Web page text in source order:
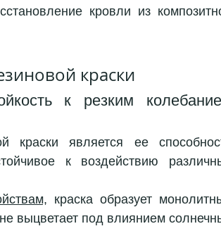
кровли из
краски
к резким
краски является ее
к воздействию
краска образует
выцветает под влиянием